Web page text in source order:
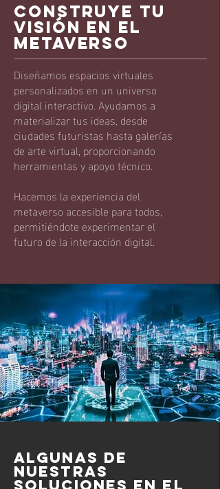
Construye tu
visión en el
metaverso
Diseñamos espacios virtuales
personalizados en un universo
digital interactivo. Ayudamos a
materializar tus ideas, desde
ciudades futuristas hasta galerías
de arte virtual, proporcionando
herramientas y apoyo técnico.
Hacemos la experiencia del
metaverso accesible para todos,
permitiéndote experimentar el
futuro de la interacción digital.
algunas de
nuestras
soluciones en el